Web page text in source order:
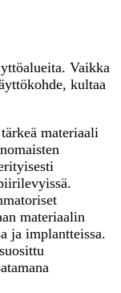
Vaikka
kultaa
materiaali
materiaalin
ja implantteissa.